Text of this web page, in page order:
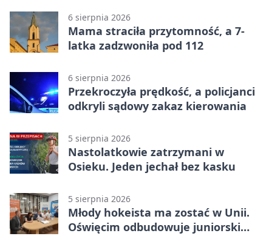
6 sierpnia 2026
Mama straciła przytomność, a 7-
latka zadzwoniła pod 112
6 sierpnia 2026
Przekroczyła prędkość, a policjanci
odkryli sądowy zakaz kierowania
5 sierpnia 2026
Nastolatkowie zatrzymani w
Osieku. Jeden jechał bez kasku
5 sierpnia 2026
Młody hokeista ma zostać w Unii.
Oświęcim odbudowuje juniorski